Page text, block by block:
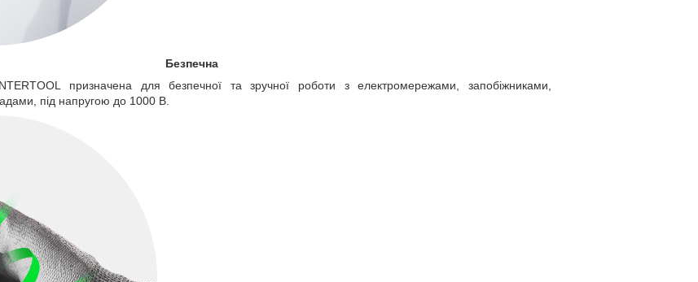
Безпечна
призначена для безпечної та зручної роботи з електромережами, запобіжниками,
під напругою до 1000 В.